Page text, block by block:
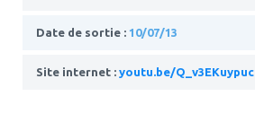
Date de sortie : 10/07/13
Site internet : youtu.be/Q_v3EKuypuc